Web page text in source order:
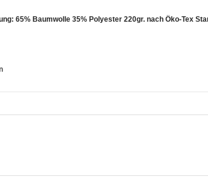
65% Baumwolle 35% Polyester 220gr. nach Öko-Tex